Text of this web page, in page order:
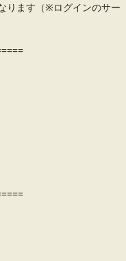
ります（※ログインのサー